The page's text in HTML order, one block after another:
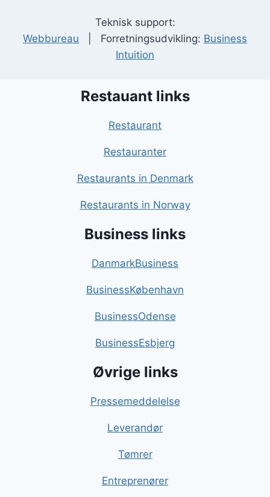
Teknisk support:
Webbureau | Forretningsudvikling: Business
Intuition
Restauant links
Restaurant
Restauranter
Restaurants in Denmark
Restaurants in Norway
Business links
DanmarkBusiness
BusinessKøbenhavn
BusinessOdense
BusinessEsbjerg
Øvrige links
Pressemeddelelse
Leverandør
Tømrer
Entreprenører